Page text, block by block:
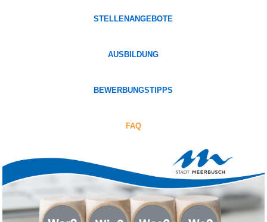
STELLENANGEBOTE
AUSBILDUNG
BEWERBUNGSTIPPS
FAQ